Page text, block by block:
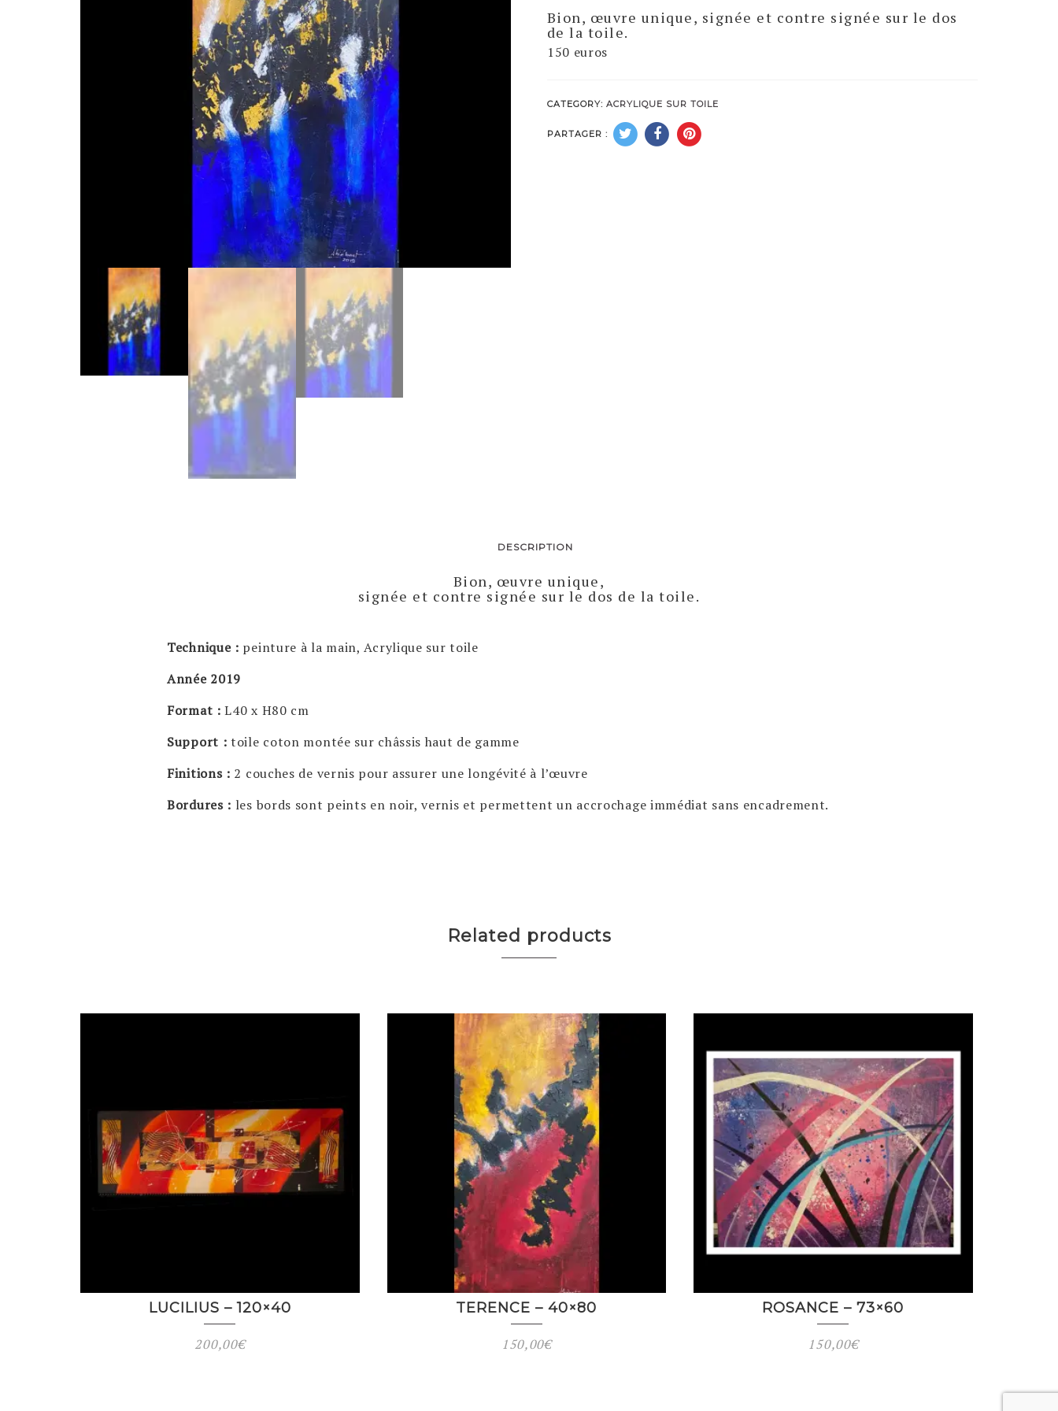
Bion, œuvre unique, signée et contre signée sur le dos
de la toile.
150 euros
CATEGORY: ACRYLIQUE SUR TOILE
PARTAGER :
DESCRIPTION
Bion, œuvre unique,
signée et contre signée sur le dos de la toile.
Technique : peinture à la main, Acrylique sur toile
Année 2019
Format : L40 x H80 cm
Support : toile coton montée sur châssis haut de gamme
Finitions : 2 couches de vernis pour assurer une longévité à l’œuvre
Bordures : les bords sont peints en noir, vernis et permettent un accrochage immédiat sans encadrement.
Related products
LUCILIUS – 120×40
200,00€
TERENCE – 40×80
150,00€
ROSANCE – 73×60
150,00€